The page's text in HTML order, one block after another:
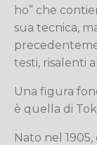
ho” che
sua tecnica,
testi, risalenti
Una figura
è quella di
Nato nel